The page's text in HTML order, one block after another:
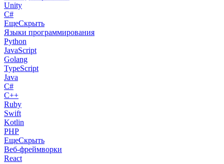
Unity
C#
ЕщеСкрыть
Языки программирования
Python
JavaScript
Golang
TypeScript
Java
C#
C++
Ruby
Swift
Kotlin
PHP
ЕщеСкрыть
Веб-фреймворки
React